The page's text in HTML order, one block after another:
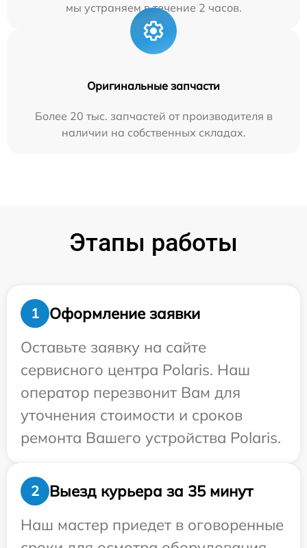
мы устраняем в течение 2 часов.
Оригинальные запчасти
Более 20 тыс. запчастей от производителя в
наличии на собственных складах.
Этапы работы
1
Оформление заявки
Оставьте заявку на сайте
сервисного центра Polaris. Наш
оператор перезвонит Вам для
уточнения стоимости и сроков
ремонта Вашего устройства Polaris.
2
Выезд курьера за 35 минут
Наш мастер приедет в оговоренные